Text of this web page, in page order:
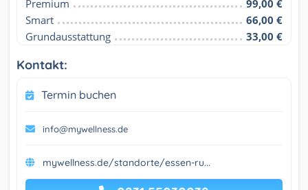
Premium
99,00 €
Smart
66,00 €
Grundausstattung
33,00 €
Kontakt:
Termin buchen
info@mywellness.de
mywellness.de/standorte/essen-ru...